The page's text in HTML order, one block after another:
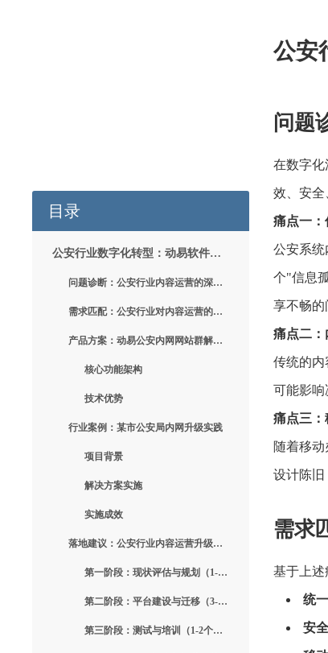
目录
公安行业数字化转型：动易软件如何破解内网内容运营三大难题
问题诊断：公安行业内容运营的深层痛点
需求匹配：公安行业对内容运营的核心诉求
产品方案：动易公安内网网站群解决方案
核心功能架构
技术优势
行业案例：某市公安局内网升级实践
项目背景
解决方案实施
实施成效
落地建议：公安行业内容运营升级路径
第一阶段：现状评估与规划（1-2个月）
第二阶段：平台建设与迁移（3-4个月）
第三阶段：测试与培训（1-2个月）
公安
问题
在数字化
效、安全
痛点一：
公安系统
个"信息
享不畅的
痛点二：
传统的内
可能影响
痛点三：
随着移
设计陈旧
需求
基于上述
统
安